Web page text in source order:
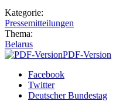
Kategorie:
Pressemitteilungen
Thema:
Belarus
PDF-Version
Facebook
Twitter
Deutscher Bundestag